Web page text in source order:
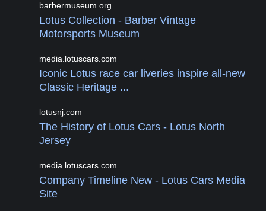
barbermuseum.org
Lotus Collection - Barber Vintage
Motorsports Museum
media.lotuscars.com
Iconic Lotus race car liveries inspire all-new
Classic Heritage ...
lotusnj.com
The History of Lotus Cars - Lotus North
Jersey
media.lotuscars.com
Company Timeline New - Lotus Cars Media
Site